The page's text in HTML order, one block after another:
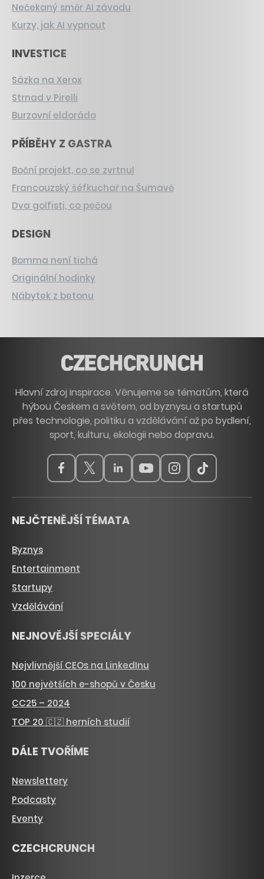
Nečekaný směr AI závodu
Kurzy, jak AI vypnout
INVESTICE
Sázka na Xerox
Strnad v Pirelli
Burzovní eldorádo
PŘÍBĚHY Z GASTRA
Boční projekt, co se zvrtnul
Francouzský šéfkuchař na Šumavě
Dva golfisti, co pečou
DESIGN
Bomma není tichá
Originální hodinky
Nábytek z betonu
Hlavní zdroj inspirace. Věnujeme se tématům, která
hýbou Českem a světem, od byznysu a startupů
přes technologie, politiku a vzdělávání až po bydlení,
sport, kulturu, ekologii nebo dopravu.
NEJČTENĚJŠÍ TÉMATA
Byznys
Entertainment
Startupy
Vzdělávání
NEJNOVĚJŠÍ SPECIÁLY
Nejvlivnější CEOs na LinkedInu
100 největších e-shopů v Česku
CC25 – 2024
TOP 20 🇨🇿 herních studií
DÁLE TVOŘÍME
Newslettery
Podcasty
Eventy
CZECHCRUNCH